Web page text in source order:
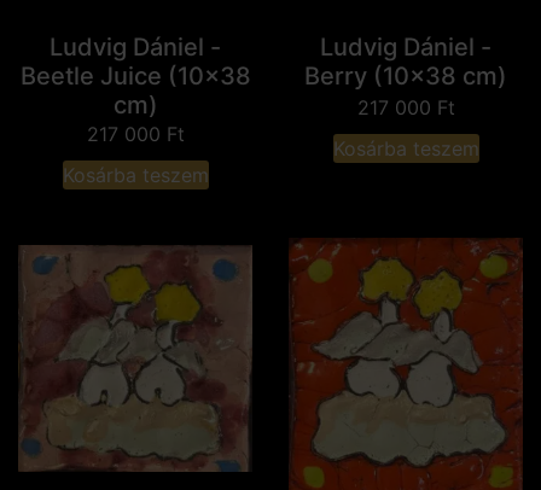
Ludvig Dániel -
Beetle Juice (10x38
cm)
217 000 Ft
Kosárba teszem
Ludvig Dániel -
Berry (10x38 cm)
217 000 Ft
Kosárba teszem